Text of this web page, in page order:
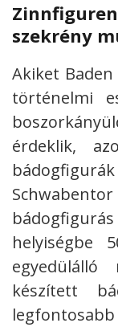
szekrény
Akiket
történelmi
érdeklik,
helyiségbe
egyedülálló
készített